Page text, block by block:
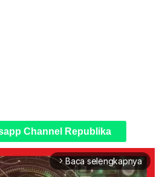
Channel Republika
arrow_forward_ios Baca selengkapnya